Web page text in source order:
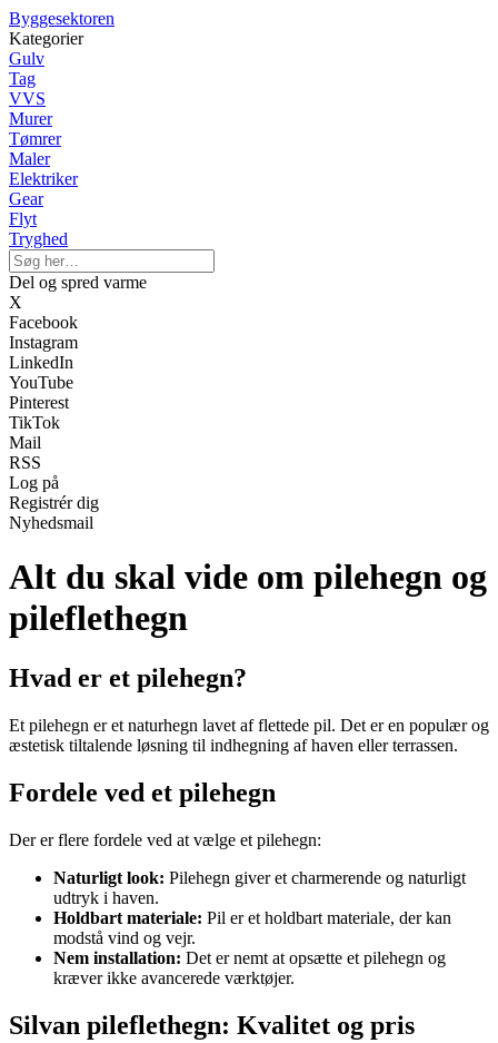
Byggesektoren
Kategorier
Gulv
Tag
VVS
Murer
Tømrer
Maler
Elektriker
Gear
Flyt
Tryghed
Del og spred varme
X
Facebook
Instagram
LinkedIn
YouTube
Pinterest
TikTok
Mail
RSS
Log på
Registrér dig
Nyhedsmail
Alt du skal vide om pilehegn og
pileflethegn
Hvad er et pilehegn?
Et pilehegn er et naturhegn lavet af flettede pil. Det er en populær og
æstetisk tiltalende løsning til indhegning af haven eller terrassen.
Fordele ved et pilehegn
Der er flere fordele ved at vælge et pilehegn:
Naturligt look: Pilehegn giver et charmerende og naturligt
udtryk i haven.
Holdbart materiale: Pil er et holdbart materiale, der kan
modstå vind og vejr.
Nem installation: Det er nemt at opsætte et pilehegn og
kræver ikke avancerede værktøjer.
Silvan pileflethegn: Kvalitet og pris